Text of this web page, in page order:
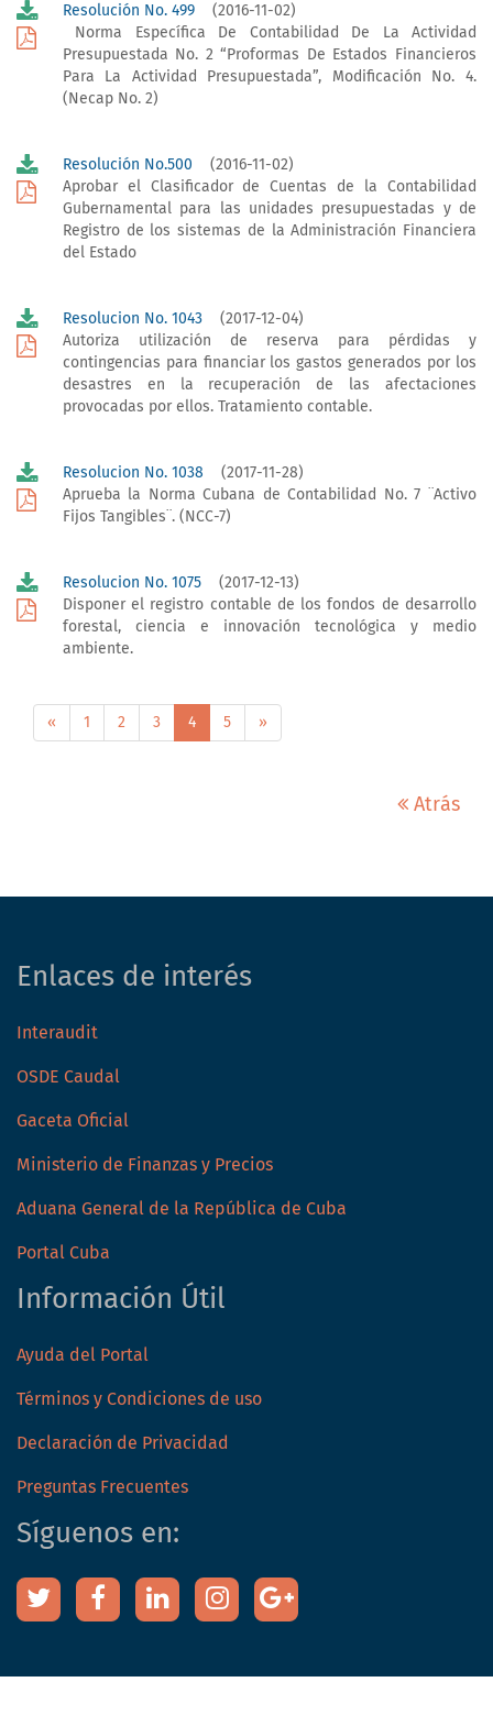
Resolución No. 499(2016-11-02)
Norma Específica De Contabilidad De La Actividad
Presupuestada No. 2 “Proformas De Estados Financieros
Para La Actividad Presupuestada”, Modificación No. 4.
(Necap No. 2)
Resolución No.500 (2016-11-02)
Aprobar el Clasificador de Cuentas de la Contabilidad
Gubernamental para las unidades presupuestadas y de
Registro de los sistemas de la Administración Financiera
del Estado
Resolucion No. 1043(2017-12-04)
Autoriza utilización de reserva para pérdidas y
contingencias para financiar los gastos generados por los
desastres en la recuperación de las afectaciones
provocadas por ellos. Tratamiento contable.
Resolucion No. 1038 (2017-11-28)
Aprueba la Norma Cubana de Contabilidad No. 7 ¨Activo
Fijos Tangibles¨. (NCC-7)
Resolucion No. 1075(2017-12-13)
Disponer el registro contable de los fondos de desarrollo
forestal, ciencia e innovación tecnológica y medio
ambiente.
« 1 2 3 4 5 »
Atrás
Enlaces de interés
Interaudit
OSDE Caudal
Gaceta Oficial
Ministerio de Finanzas y Precios
Aduana General de la República de Cuba
Portal Cuba
Información Útil
Ayuda del Portal
Términos y Condiciones de uso
Declaración de Privacidad
Preguntas Frecuentes
Síguenos en: